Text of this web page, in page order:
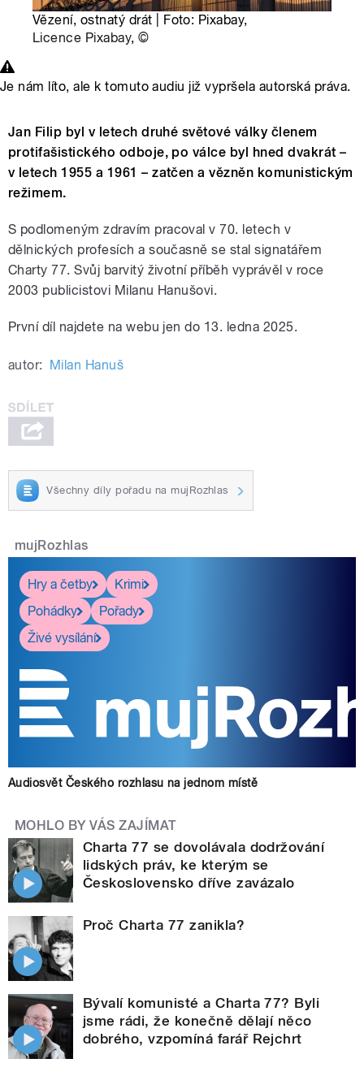
Vězení, ostnatý drát | Foto: Pixabay,
Licence Pixabay,©
Je nám líto, ale k tomuto audiu již vypršela autorská práva.
Jan Filip byl v letech druhé světové války členem
protifašistického odboje, po válce byl hned dvakrát –
v letech 1955 a 1961 – zatčen a vězněn komunistickým
režimem.
S podlomeným zdravím pracoval v 70. letech v
dělnických profesích a současně se stal signatářem
Charty 77. Svůj barvitý životní příběh vyprávěl v roce
2003 publicistovi Milanu Hanušovi.
První díl najdete na webu jen do 13. ledna 2025.
autor: Milan Hanuš
Všechny díly pořadu na mujRozhlas
mujRozhlas
Hry a četby
Krimi
Pohádky
Pořady
Živé vysílání
Audiosvět Českého rozhlasu na jednom místě
MOHLO BY VÁS ZAJÍMAT
Charta 77 se dovolávala dodržování
lidských práv, ke kterým se
Československo dříve zavázalo
Proč Charta 77 zanikla?
Bývalí komunisté a Charta 77? Byli
jsme rádi, že konečně dělají něco
dobrého, vzpomíná farář Rejchrt